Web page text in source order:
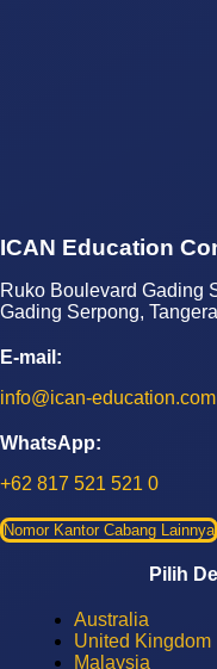
ICAN Education
Ruko Boulevard Gading
Gading Serpong,
E-mail:
info@ican-education.com
WhatsApp:
+62 817 521 521 0
Nomor Kantor Cabang Lainnya
Pilih
Australia
United Kingdom
Malaysia